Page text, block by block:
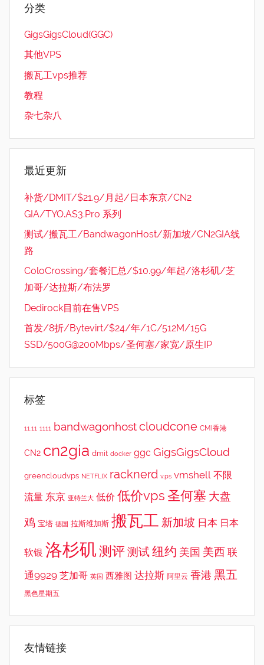
分类
GigsGigsCloud(GGC)
其他VPS
搬瓦工vps推荐
教程
杂七杂八
最近更新
补货/DMIT/$21.9/月起/日本东京/CN2
GIA/TYO.AS3.Pro 系列
测试/搬瓦工/BandwagonHost/新加坡/CN2GIA线
路
ColoCrossing/套餐汇总/$10.99/年起/洛杉矶/芝
加哥/达拉斯/布法罗
Dedirock目前在售VPS
首发/8折/Bytevirt/$24/年/1C/512M/15G
SSD/500G@200Mbps/圣何塞/家宽/原生IP
标签
11.11 1111 bandwagonhostcloudcone CMI香港
CN2 cn2gia dmit docker ggc GigsGigsCloud
greencloudvps NETFLIX racknerd v.ps vmshell 不限
流量 东京 亚特兰大 低价 低价vps 圣何塞 大盘
鸡 宝塔 德国 拉斯维加斯 搬瓦工 新加坡 日本 日本
软银 洛杉矶 测评测试纽约 美国 美西 联
通9929 芝加哥 英国 西雅图 达拉斯 阿里云 香港 黑五
黑色星期五
友情链接